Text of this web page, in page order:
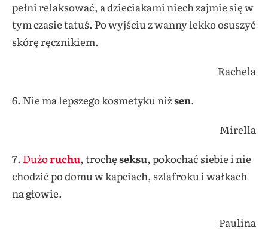
pełni relaksować, a dzieciakami niech zajmie się w
tym czasie tatuś. Po wyjściu z wanny lekko osuszyć
skórę ręcznikiem.
Rachela
6. Nie ma lepszego kosmetyku niżsen.
Mirella
7. Dużoruchu, trochęseksu, pokochać siebie i nie
chodzić po domu w kapciach, szlafroku i wałkach
na głowie.
Paulina